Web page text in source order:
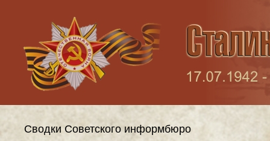
Сводки Cоветского информбюро